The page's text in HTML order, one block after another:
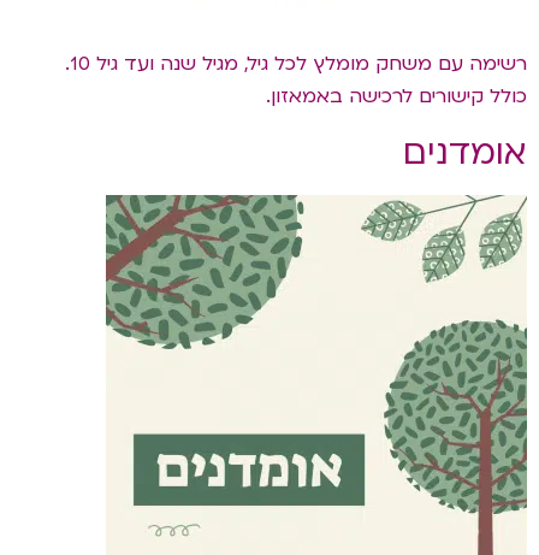
רשימה עם משחק מומלץ לכל גיל, מגיל שנה ועד גיל 10.
כולל קישורים לרכישה באמאזון.
אומדנים